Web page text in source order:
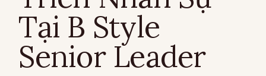
Tại B Style
Senior Leader